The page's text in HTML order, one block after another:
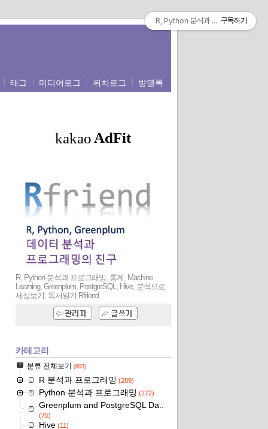
태그 미디어로그 위치로그 방명록
R, Python 분석과 프로그래밍, 통계, Machine
Learning, Greenplum, PostgreSQL, Hive, 분석으로
세상보기, 독서일기
Rfriend
카테고리
분류 전체보기 (803)
R 분석과 프로그래밍 (289)
Python 분석과 프로그래밍 (272)
Greenplum and PostgreSQL Da..
(75)
Hive (11)
R, Python 분석과 프로그래밍의 친
구독하기